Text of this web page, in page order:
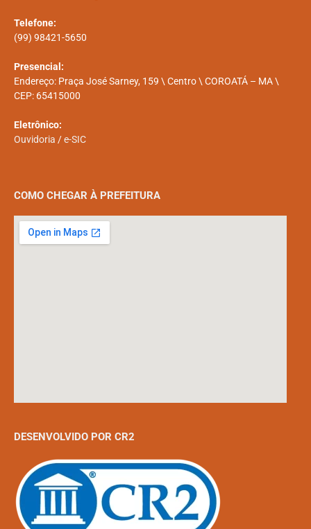
Telefone:
(99) 98421-5650
Presencial:
Endereço: Praça José Sarney, 159 \ Centro \ COROATÁ – MA \
CEP: 65415000
Eletrônico:
Ouvidoria /e-SIC
COMO CHEGAR À PREFEITURA
DESENVOLVIDO POR CR2